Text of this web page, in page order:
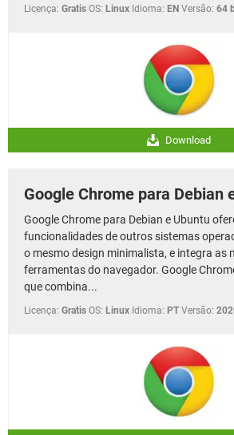
Licença: Gratis OS: Linux Idioma: EN Versão: 64
Download
Google Chrome para Debian
Google Chrome para Debian e Ubuntu
funcionalidades de outros sistemas
o mesmo design minimalista, e integra as
ferramentas do navegador. Google
que combina...
Licença: Gratis OS: Linux Idioma: PT Versão: